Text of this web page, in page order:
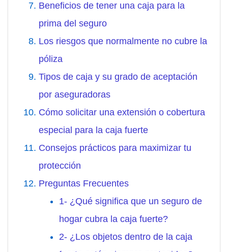
Beneficios de tener una caja para la
prima del seguro
Los riesgos que normalmente no cubre la
póliza
Tipos de caja y su grado de aceptación
por aseguradoras
Cómo solicitar una extensión o cobertura
especial para la caja fuerte
Consejos prácticos para maximizar tu
protección
Preguntas Frecuentes
1- ¿Qué significa que un seguro de
hogar cubra la caja fuerte?
2- ¿Los objetos dentro de la caja